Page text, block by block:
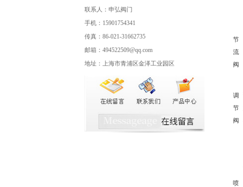
联系人：申弘阀门
手机：15901754341
传真：86-021-31662735
邮箱：494522509@qq.com
地址：上海市青浦区金泽工业园区
节
流
阀
调
节
阀
喷